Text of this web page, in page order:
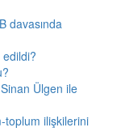
davasında
Ülgen ile
toplum ilişkilerini